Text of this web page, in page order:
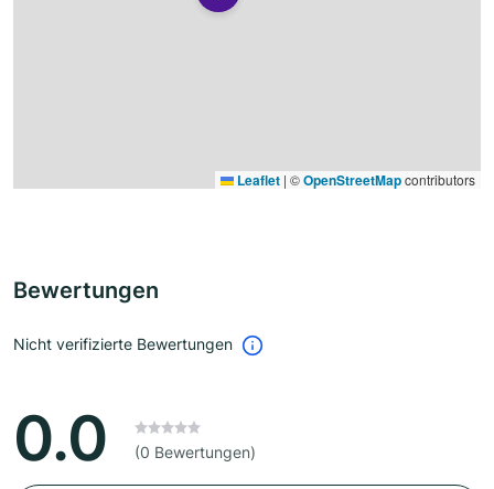
Leaflet | ©OpenStreetMapcontributors
Bewertungen
Nicht verifizierte Bewertungen
0.0 (0 Bewertungen)